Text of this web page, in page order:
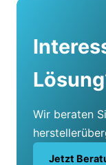
Wir beraten
Jetzt